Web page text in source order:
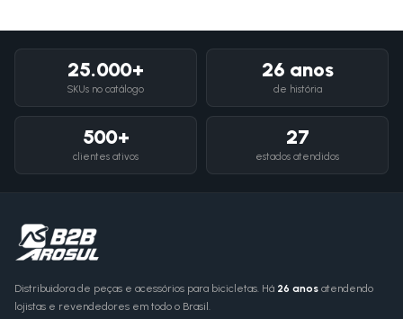
25.000+
SKUs no catálogo
26 anos
de história
500+
clientes ativos
27
estados atendidos
Distribuidora de peças e acessórios para bicicletas. Há 26 anos atendendo
lojistas e revendedores em todo o Brasil.